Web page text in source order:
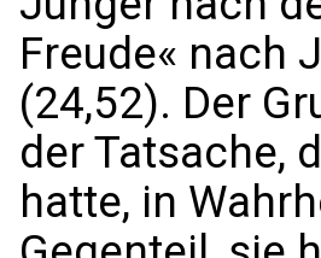
Freude« nach
(24,52). Der
der Tatsache,
hatte, in